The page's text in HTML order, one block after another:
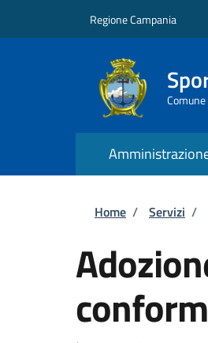
Regione Campania
Briciole
Home / Servizi /